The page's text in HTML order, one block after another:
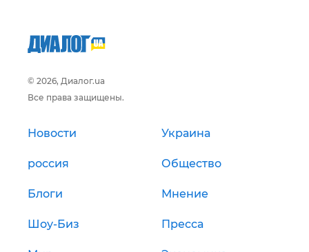
© 2026, Диалог.ua
Все права защищены.
Новости Украина
россия Общество
Блоги Мнение
Шоу-Биз Пресса